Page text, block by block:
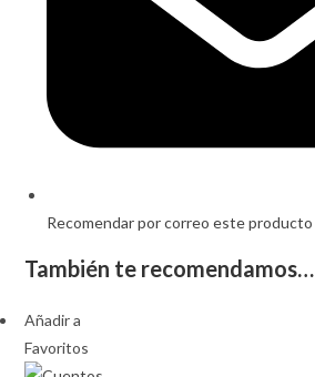
Recomendar por correo este producto
También te recomendamos…
Añadir a
Favoritos